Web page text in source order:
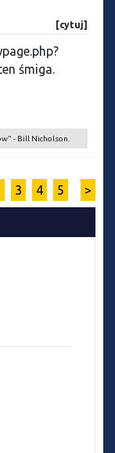
[cytuj]
śmiga.
- Bill Nicholson.
3 4 5 >